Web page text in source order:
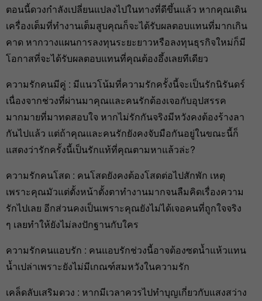
ตอนนี้ดวงกำลังเปลี่ยนแปลงไปในทางที่ดีขึ้นแล้ว หากคุณเดิน
เครื่องเต็มที่ทำงานเต็มสูบคุณก็จะได้รับผลตอบแทนที่มากเกิน
คาด หากวางแผนการลงทุนระยะยาวหรือลงทุนธุรกิจใหม่ก็มี
โอกาสที่จะได้รับผลตอบแทนที่คุณต้องอึ้งเลยทีเดียว
ความรักคนมีคู่ : มีแนวโน้มที่ความรักครั้งนี้จะเป็นรักนิรันดร์
เนื่องจากช่วงที่ผ่านมาคุณและคนรักต้องเจอกับอุปสรรค
มากมายที่มาทดสอบใจ หากไม่รักกันจริงมีหวังคงต้องร้างลา
กันไปแล้ว แต่ถ้าคุณและคนรักยังคงจับมือกันอยู่ในขณะนี้ก็
แสดงว่ารักครั้งนี้เป็นรักแท้ที่คุณตามหาแล้วล่ะ?
ความรักคนโสด : คนโสดยังคงต้องโสดต่อไปสักพัก เหตุ
เพราะคุณมัวแต่ตั้งหน้าตั้งตาทำงานมากจนลืมคิดเรื่องความ
รักไปเลย อีกส่วนคงเป็นเพราะคุณยังไม่ได้เจอคนที่ถูกใจจริง
ๆ เลยทำให้ยังไม่ลงปักฐานกับใคร
ความรักคนแอบรัก : คนแอบรักช่วงนี้อาจต้องซดน้ำแห้วแทน
น้ำเปล่าเพราะยังไม่มีเกณฑ์สมหวังในความรัก
เคล็ดลับเสริมดวง : หากมีเวลาควรไปทำบุญเกี่ยวกับแสงสว่าง